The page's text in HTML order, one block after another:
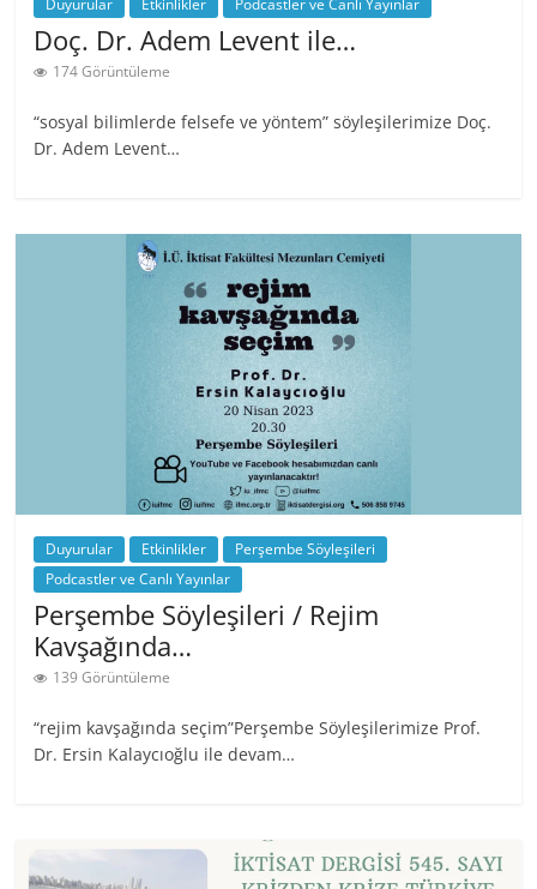
Duyurular Etkinlikler Podcastler ve Canlı Yayınlar
Doç. Dr. Adem Levent ile…
174 Görüntüleme
“sosyal bilimlerde felsefe ve yöntem” söyleşilerimize Doç.
Dr. Adem Levent…
Duyurular Etkinlikler
Perşembe Söyleşileri
Podcastler ve Canlı Yayınlar
Perşembe Söyleşileri / Rejim
Kavşağında…
139 Görüntüleme
“rejim kavşağında seçim”Perşembe Söyleşilerimize Prof.
Dr. Ersin Kalaycıoğlu ile devam…